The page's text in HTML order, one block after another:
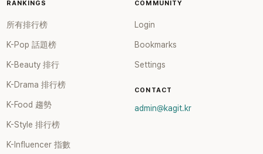
RANKINGS
所有排行榜
K-Pop 話題榜
K-Beauty 排行
K-Drama 排行榜
K-Food 趨勢
K-Style 排行榜
K-Influencer 指數
COMMUNITY
Login
Bookmarks
Settings
CONTACT
admin@kagit.kr